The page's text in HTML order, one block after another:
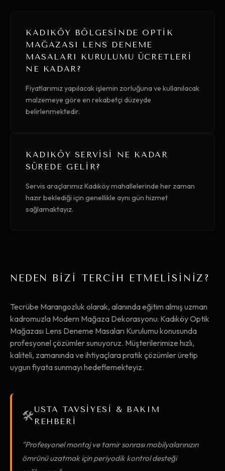
KADIKÖY BÖLGESINDE OPTIK
MAĞAZASI LENS DENEME
MASALARI KURULUMU ÜCRETLERI
NE KADAR?
Fiyatlarımız yapılacak işlemin zorluğuna ve kullanılacak
malzemeye göre en rekabetçi düzeyde
belirlenmektedir.
KADIKÖY SERVISI NE KADAR
SÜREDE GELIR?
Servis araçlarımız Kadıköy mahallelerinde her zaman
hazır beklediği için genellikle aynı gün hizmet
sağlamaktayız.
NEDEN BİZİ TERCİH ETMELİSİNİZ?
Tecrübe Marangozluk olarak, alanında eğitim almış uzman
kadromuzla Modern Mağaza Dekorasyonu: Kadıköy Optik
Mağazası Lens Deneme Masaları Kurulumu konusunda
profesyonel çözümler sunuyoruz. Müşterilerimize hızlı,
kaliteli, zamanında ve ihtiyaçlara pratik çözümler üretip
uygun fiyata sunmayı hedeflemekteyiz.
🛠️USTA TAVSİYESİ & BAKIM
REHBERİ
"Profesyonel montaj ve tamir sonrası mobilyalarınızın
ömrünü uzatmak için periyodik kontrol desteği